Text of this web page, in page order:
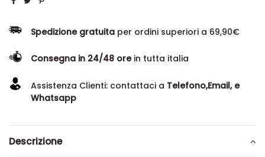
Spedizione gratuita per ordini superiori a 69,90€
Consegna in 24/48 orein tutta italia
Assistenza Clienti: contattaci a Telefono,Email, e
Whatsapp
Descrizione